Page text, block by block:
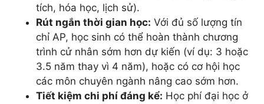
tích, hóa học, lịch sử).
Rút ngắn thời gian học: Với đủ số lượng tín
chỉ AP, học sinh có thể hoàn thành chương
trình cử nhân sớm hơn dự kiến (ví dụ: 3 hoặc
3.5 năm thay vì 4 năm), hoặc có cơ hội học
các môn chuyên ngành nâng cao sớm hơn.
Tiết kiệm chi phí đáng kể: Học phí đại học ở